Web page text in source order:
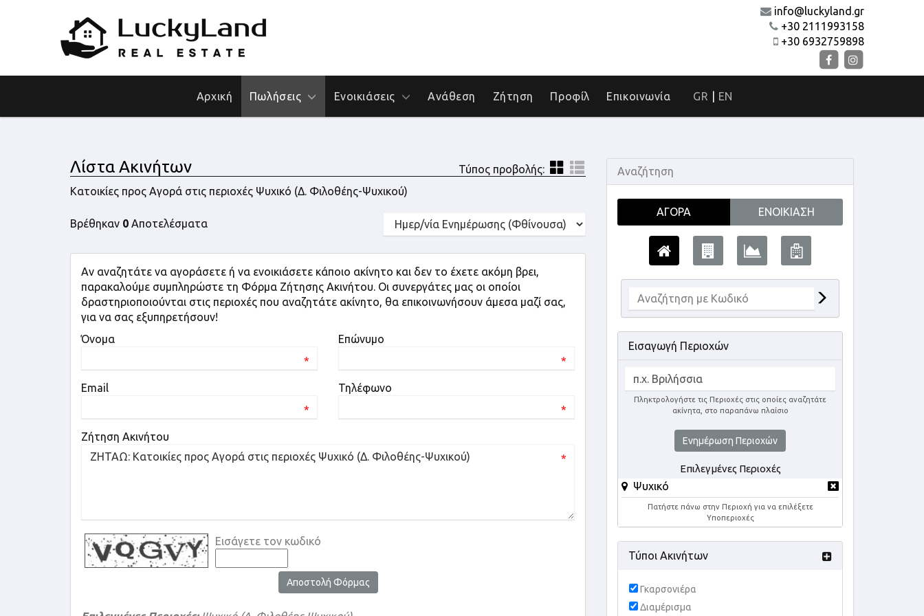
info@luckyland.gr
+30 2111993158
+30 6932759898
Αρχική Πωλήσεις Ενοικιάσεις Ανάθεση Ζήτηση Προφίλ Επικοινωνία GR EN
Λίστα Ακινήτων
Τύπος προβολής:
Κατοικίες προς Αγορά στις περιοχές Ψυχικό (Δ. Φιλοθέης-Ψυχικού)
Βρέθηκαν 0 Αποτελέσματα
Αν αναζητάτε να αγοράσετε ή να ενοικιάσετε κάποιο ακίνητο και δεν το έχετε ακόμη βρει,
παρακαλούμε συμπληρώστε τη Φόρμα Ζήτησης Ακινήτου. Οι συνεργάτες μας οι οποίοι
δραστηριοποιούνται στις περιοχές που αναζητάτε ακίνητο, θα επικοινωνήσουν άμεσα μαζί σας,
για να σας εξυπηρετήσουν!
Όνομα
*
Email
*
Επώνυμο
*
Τηλέφωνο
*
Ζήτηση Ακινήτου
*
Εισάγετε τον κωδικό
Αποστολή Φόρμας
Αναζήτηση
ΑΓΟΡΆ ΕΝΟΙΚΊΑΣΗ
Εισαγωγή Περιοχών
Πληκτρολογήστε τις Περιοχές στις οποίες αναζητάτε
ακίνητα, στο παραπάνω πλαίσιο
Ενημέρωση Περιοχών
Επιλεγμένες Περιοχές
Ψυχικό
Πατήστε πάνω στην Περιοχή για να επιλέξετε
Υποπεριοχές
Τύποι Ακινήτων
Γκαρσονιέρα
Διαμέρισμα